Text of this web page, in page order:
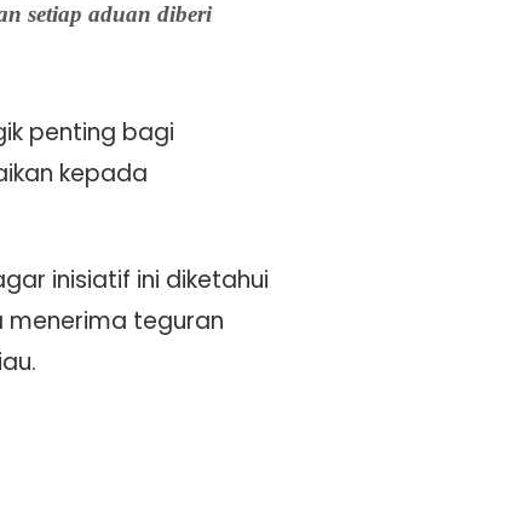
setiap aduan diberi
penting bagi
kepada
inisiatif ini diketahui
menerima teguran